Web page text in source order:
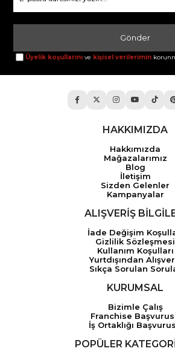
Gönder
Üyelik koşullarını ve kişisel verilerimin
HAKKIMIZDA
Hakkımızda
Mağazalarımız
Blog
İletişim
Sizden Gelenler
Kampanyalar
ALIŞVERİŞ
İade Değişim
Gizlilik Sözleşmesi
Kullanım Koşulları
Yurtdışından
Sıkça Sorulan
KURUMSAL
Bizimle Çalış
Franchise
İş Ortaklığı
POPÜLER